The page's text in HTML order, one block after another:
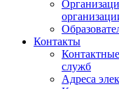
Контакты
служб
Адреса